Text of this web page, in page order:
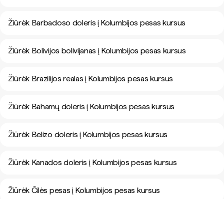
Žiūrėk Barbadoso doleris į Kolumbijos pesas kursus
Žiūrėk Bolivijos bolivijanas į Kolumbijos pesas kursus
Žiūrėk Brazilijos realas į Kolumbijos pesas kursus
Žiūrėk Bahamų doleris į Kolumbijos pesas kursus
Žiūrėk Belizo doleris į Kolumbijos pesas kursus
Žiūrėk Kanados doleris į Kolumbijos pesas kursus
Žiūrėk Čilės pesas į Kolumbijos pesas kursus